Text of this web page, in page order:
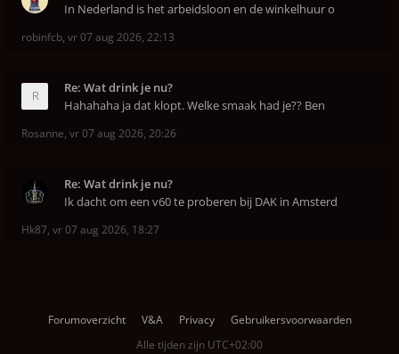
In Nederland is het arbeidsloon en de winkelhuur o
robinfcb, vr 07 aug 2026, 22:13
Re: Wat drink je nu?
Hahahaha ja dat klopt. Welke smaak had je?? Ben
Rosanne, vr 07 aug 2026, 20:26
Re: Wat drink je nu?
Ik dacht om een v60 te proberen bij DAK in Amsterd
Hk87, vr 07 aug 2026, 18:27
Forumoverzicht V&A Privacy
Gebruikersvoorwaarden
Alle tijden zijn UTC+02:00